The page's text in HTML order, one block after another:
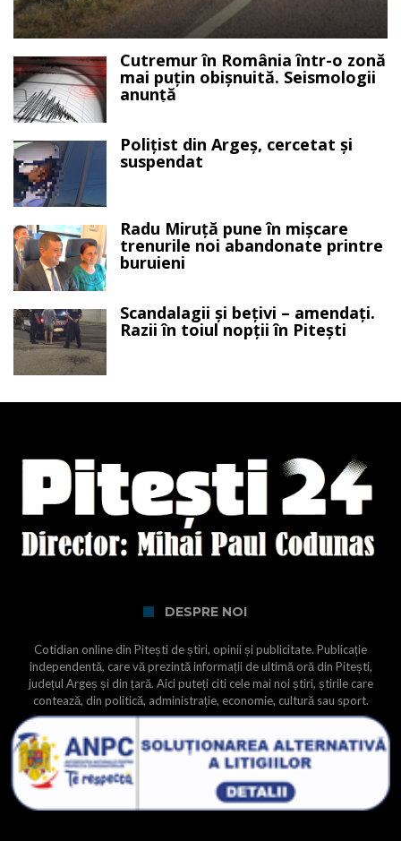
Cutremur în România într-o zonă
mai puțin obișnuită. Seismologii
anunță
Polițist din Argeș, cercetat și
suspendat
Radu Miruță pune în mișcare
trenurile noi abandonate printre
buruieni
Scandalagii și bețivi – amendați.
Razii în toiul nopții în Pitești
DESPRE NOI
Cotidian online din Pitești de știri, opinii și publicitate. Publicație
independentă, care vă prezintă informații de ultimă oră din Pitești,
județul Argeș și din țară. Aici puteți citi cele mai noi știri, știrile care
contează, din politică, administrație, economie, cultură sau sport.